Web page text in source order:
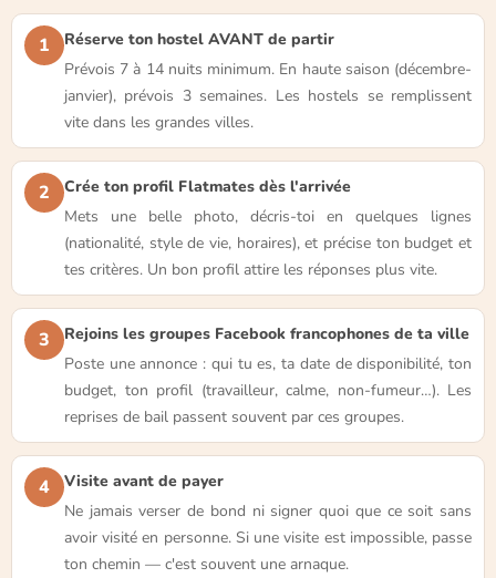
1
Réserve ton hostel AVANT de partir
Prévois 7 à 14 nuits minimum. En haute saison (décembre-
janvier), prévois 3 semaines. Les hostels se remplissent
vite dans les grandes villes.
2
Crée ton profil Flatmates dès l'arrivée
Mets une belle photo, décris-toi en quelques lignes
(nationalité, style de vie, horaires), et précise ton budget et
tes critères. Un bon profil attire les réponses plus vite.
3
Rejoins les groupes Facebook francophones de ta ville
Poste une annonce : qui tu es, ta date de disponibilité, ton
budget, ton profil (travailleur, calme, non-fumeur…). Les
reprises de bail passent souvent par ces groupes.
4
Visite avant de payer
Ne jamais verser de bond ni signer quoi que ce soit sans
avoir visité en personne. Si une visite est impossible, passe
ton chemin — c'est souvent une arnaque.